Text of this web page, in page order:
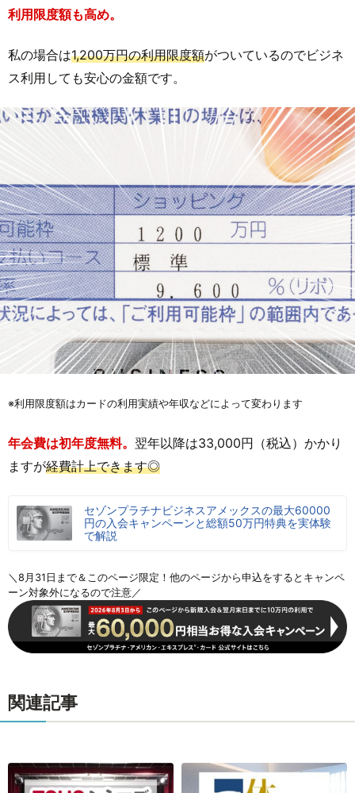
利用限度額も高め。
私の場合は1,200万円の利用限度額がついているのでビジネ
ス利用しても安心の金額です。
※利用限度額はカードの利用実績や年収などによって変わります
年会費は初年度無料。 翌年以降は33,000円（税込）かかり
ますが経費計上できます◎
セゾンプラチナビジネスアメックスの最大60000
円の入会キャンペーンと総額50万円特典を実体験
で解説
＼8月31日まで＆このページ限定！他のページから申込をするとキャンペ
ーン対象外になるので注意／
関連記事